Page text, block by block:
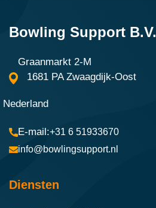
Bowling Support B.V.
Graanmarkt 2-M
1681 PA Zwaagdijk-Oost
Nederland
+31 6 51933670
info@bowlingsupport.nl
Diensten